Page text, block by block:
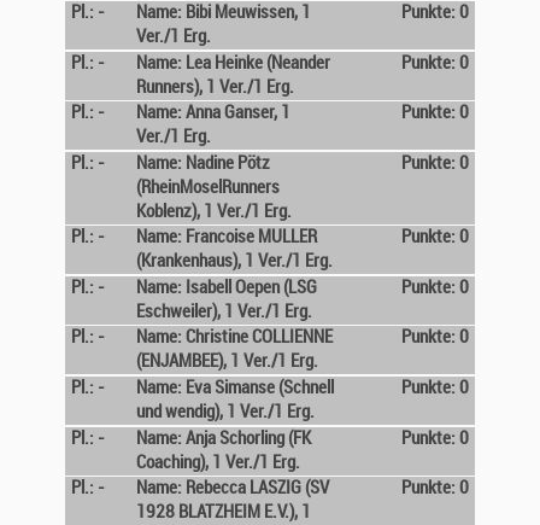
Pl.: -
Name: Bibi Meuwissen, 1
Ver./1 Erg.
Punkte: 0
Pl.: -
Name: Lea Heinke (Neander
Runners), 1 Ver./1 Erg.
Punkte: 0
Pl.: -
Name: Anna Ganser, 1
Ver./1 Erg.
Punkte: 0
Pl.: -
Name: Nadine Pötz
(RheinMoselRunners
Koblenz), 1 Ver./1 Erg.
Punkte: 0
Pl.: -
Name: Francoise MULLER
(Krankenhaus), 1 Ver./1 Erg.
Punkte: 0
Pl.: -
Name: Isabell Oepen (LSG
Eschweiler), 1 Ver./1 Erg.
Punkte: 0
Pl.: -
Name: Christine COLLIENNE
(ENJAMBEE), 1 Ver./1 Erg.
Punkte: 0
Pl.: -
Name: Eva Simanse (Schnell
und wendig), 1 Ver./1 Erg.
Punkte: 0
Pl.: -
Name: Anja Schorling (FK
Coaching), 1 Ver./1 Erg.
Punkte: 0
Pl.: -
Name: Rebecca LASZIG (SV
1928 BLATZHEIM E.V.), 1
Punkte: 0